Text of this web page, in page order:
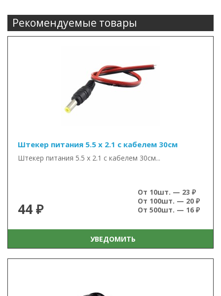
Рекомендуемые товары
Штекер питания 5.5 х 2.1 с кабелем 30см
Штекер питания 5.5 х 2.1 с кабелем 30см...
44 ₽
От 10шт. — 23 ₽
От 100шт. — 20 ₽
От 500шт. — 16 ₽
УВЕДОМИТЬ